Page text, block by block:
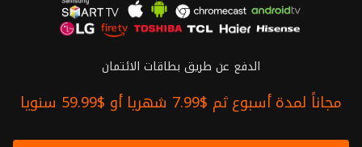
الدفع عن طريق بطاقات الائتمان
مجاناً لمدة أسبوع ثم $7.99 شهريا أو $59.99 سنويا